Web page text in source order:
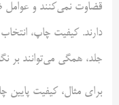
قضاوت نمی‌کنند و عوامل
دارند. کیفیت چاپ،
جلد، همگی می‌توانند بر
برای مثال، کیفیت